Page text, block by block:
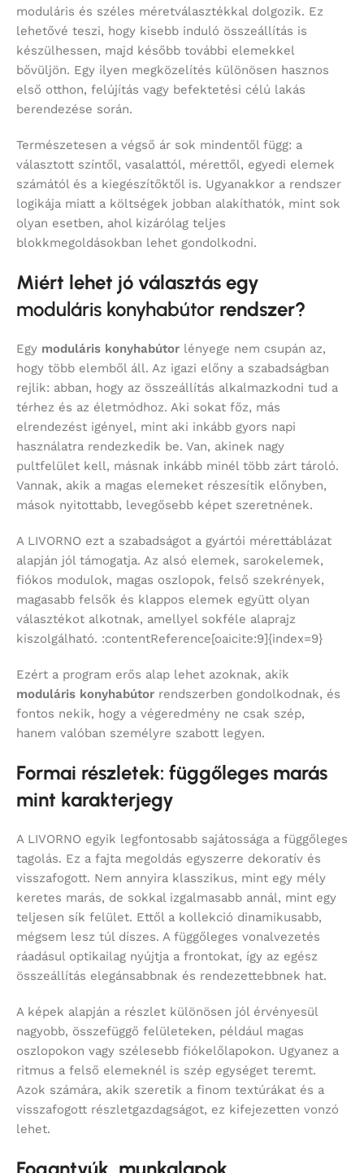
moduláris és széles méretválasztékkal dolgozik. Ez
lehetővé teszi, hogy kisebb induló összeállítás is
készülhessen, majd később további elemekkel
bővüljön. Egy ilyen megközelítés különösen hasznos
első otthon, felújítás vagy befektetési célú lakás
berendezése során.
Természetesen a végső ár sok mindentől függ: a
választott színtől, vasalattól, mérettől, egyedi elemek
számától és a kiegészítőktől is. Ugyanakkor a rendszer
logikája miatt a költségek jobban alakíthatók, mint sok
olyan esetben, ahol kizárólag teljes
blokkmegoldásokban lehet gondolkodni.
Miért lehet jó választás egy
moduláris konyhabútor rendszer?
Egy moduláris konyhabútor lényege nem csupán az,
hogy több elemből áll. Az igazi előny a szabadságban
rejlik: abban, hogy az összeállítás alkalmazkodni tud a
térhez és az életmódhoz. Aki sokat főz, más
elrendezést igényel, mint aki inkább gyors napi
használatra rendezkedik be. Van, akinek nagy
pultfelület kell, másnak inkább minél több zárt tároló.
Vannak, akik a magas elemeket részesítik előnyben,
mások nyitottabb, levegősebb képet szeretnének.
A LIVORNO ezt a szabadságot a gyártói mérettáblázat
alapján jól támogatja. Az alsó elemek, sarokelemek,
fiókos modulok, magas oszlopok, felső szekrények,
magasabb felsők és klappos elemek együtt olyan
választékot alkotnak, amellyel sokféle alaprajz
kiszolgálható. :contentReference[oaicite:9]{index=9}
Ezért a program erős alap lehet azoknak, akik
moduláris konyhabútor rendszerben gondolkodnak, és
fontos nekik, hogy a végeredmény ne csak szép,
hanem valóban személyre szabott legyen.
Formai részletek: függőleges marás
mint karakterjegy
A LIVORNO egyik legfontosabb sajátossága a függőleges
tagolás. Ez a fajta megoldás egyszerre dekoratív és
visszafogott. Nem annyira klasszikus, mint egy mély
keretes marás, de sokkal izgalmasabb annál, mint egy
teljesen sík felület. Ettől a kollekció dinamikusabb,
mégsem lesz túl díszes. A függőleges vonalvezetés
ráadásul optikailag nyújtja a frontokat, így az egész
összeállítás elegánsabbnak és rendezettebbnek hat.
A képek alapján a részlet különösen jól érvényesül
nagyobb, összefüggő felületeken, például magas
oszlopokon vagy szélesebb fiókelőlapokon. Ugyanez a
ritmus a felső elemeknél is szép egységet teremt.
Azok számára, akik szeretik a finom textúrákat és a
visszafogott részletgazdagságot, ez kifejezetten vonzó
lehet.